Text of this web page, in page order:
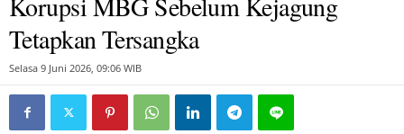
Tetapkan Tersangka
Selasa 9 Juni 2026, 09:06 WIB